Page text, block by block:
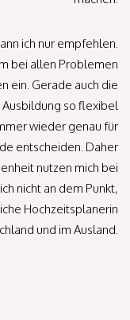
ich nur empfehlen.
bei allen Problemen
ein. Gerade auch die
so flexibel
wieder genau für
entscheiden. Daher
nutzen mich bei
nicht an dem Punkt,
Hochzeitsplanerin
und im Ausland.